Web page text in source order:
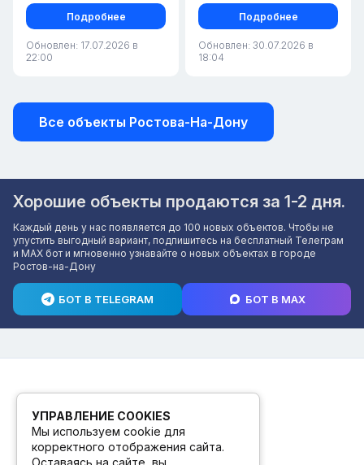
Подробнее
Обновлен: 17.07.2026 в
22:00
Подробнее
Обновлен: 30.07.2026 в
18:04
Все объекты Ростова-На-Дону
Хорошие объекты продаются за 1-2 дня.
Каждый день у нас появляется до 100 новых объектов. Чтобы не
упустить выгодный вариант, подпишитесь на бесплатный Телеграм
и MAX бот и мгновенно узнавайте о новых объектах в городе
Ростов-на-Дону
БОТ В TELEGRAM БОТ В MAX
УПРАВЛЕНИЕ COOKIES
Мы используем cookie для
корректного отображения сайта.
Оставаясь на сайте, вы